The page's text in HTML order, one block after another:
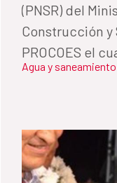
(PNSR) del
Construcción y
PROCOES el
marco del
de
(FCAS) y
Interamericano
Agua y saneamiento